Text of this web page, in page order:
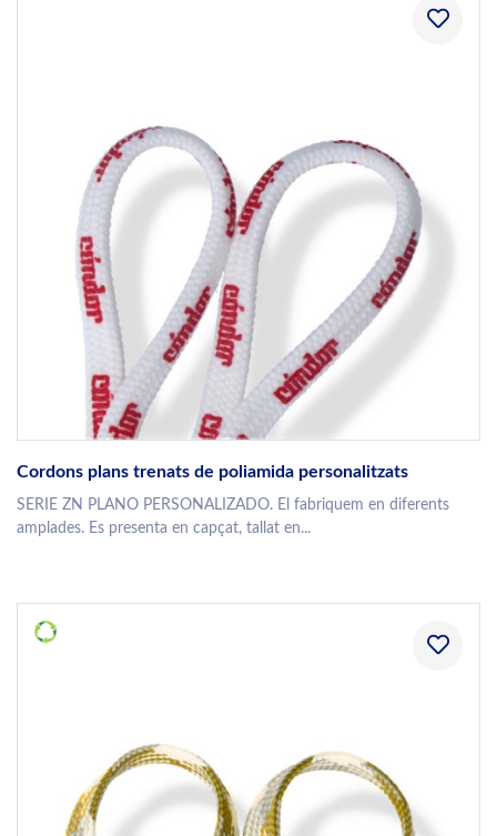
Cordons plans trenats de poliamida personalitzats
SERIE ZN PLANO PERSONALIZADO. El fabriquem en diferents
amplades. Es presenta en capçat, tallat en...